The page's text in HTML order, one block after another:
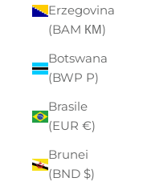
Erzegovina
(BAM КМ)
Botswana
(BWP P)
Brasile
(EUR €)
Brunei
(BND $)